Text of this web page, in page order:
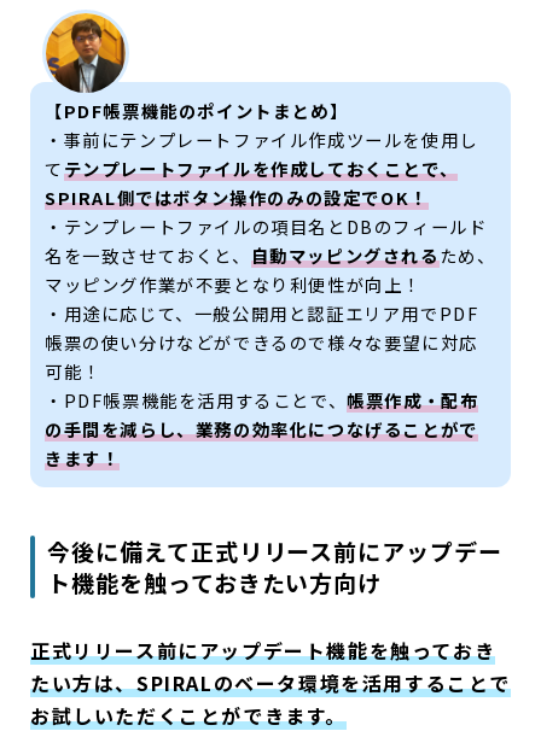
【PDF帳票機能のポイントまとめ】
・事前にテンプレートファイル作成ツールを使用し
てテンプレートファイルを作成しておくことで、
SPIRAL側ではボタン操作のみの設定でOK！
・テンプレートファイルの項目名とDBのフィールド
名を一致させておくと、 自動マッピングされるため、
マッピング作業が不要となり利便性が向上！
・用途に応じて、一般公開用と認証エリア用でPDF
帳票の使い分けなどができるので様々な要望に対応
可能！
・PDF帳票機能を活用することで、帳票作成・配布
の手間を減らし、業務の効率化につなげることがで
きます！
今後に備えて正式リリース前にアップデー
ト機能を触っておきたい方向け
正式リリース前にアップデート機能を触っておき
たい方は、SPIRALのベータ環境を活用することで
お試しいただくことができます。